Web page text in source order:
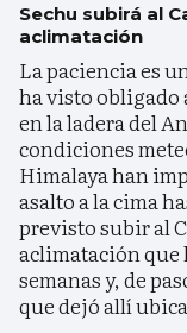
Sechu subirá al
aclimatación
La paciencia es
ha visto obligado
en la ladera del
condiciones
Himalaya han
asalto a la cima
previsto subir al
aclimatación que
semanas y, de
que dejó allí